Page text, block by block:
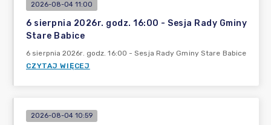
2026-08-04 11:00
6 sierpnia 2026r. godz. 16:00 - Sesja Rady Gminy
Stare Babice
6 sierpnia 2026r. godz. 16:00 - Sesja Rady Gminy Stare Babice
CZYTAJ WIĘCEJ
2026-08-04 10:59